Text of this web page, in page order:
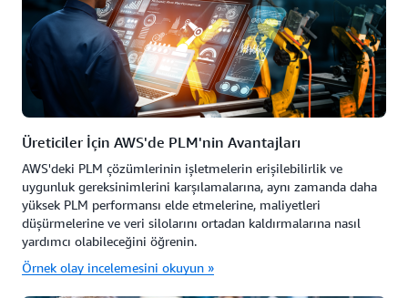
Üreticiler İçin AWS'de PLM'nin Avantajları
AWS'deki PLM çözümlerinin işletmelerin erişilebilirlik ve
uygunluk gereksinimlerini karşılamalarına, aynı zamanda daha
yüksek PLM performansı elde etmelerine, maliyetleri
düşürmelerine ve veri silolarını ortadan kaldırmalarına nasıl
yardımcı olabileceğini öğrenin.
Örnek olay incelemesini okuyun »